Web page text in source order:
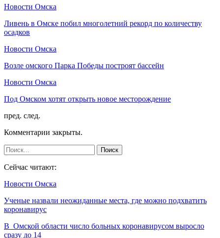
Новости Омска
Ливень в Омске побил многолетний рекорд по количеству
осадков
Новости Омска
Возле омского Парка Победы построят бассейн
Новости Омска
Под Омском хотят открыть новое месторождение
пред. след.
Комментарии закрыты.
Сейчас читают:
Новости Омска
Ученые назвали неожиданные места, где можно подхватить
коронавирус
В Омской области число больных коронавирусом выросло
сразу до 14